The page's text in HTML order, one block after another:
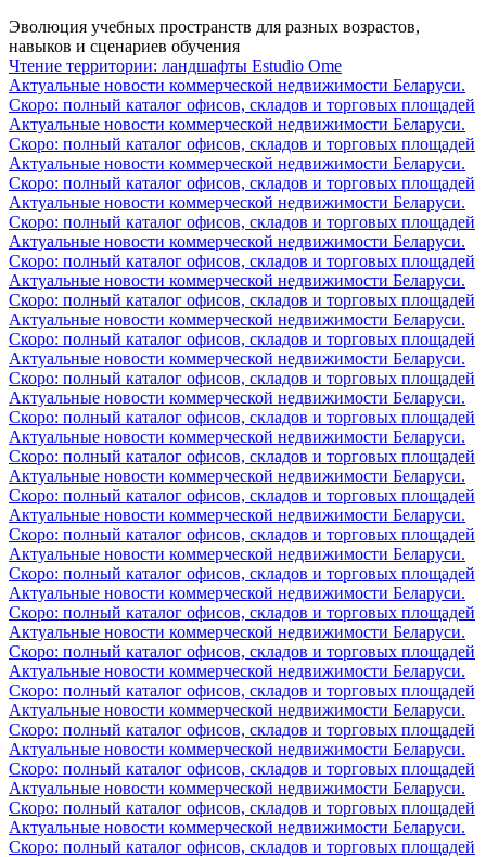
Эволюция учебных пространств для разных возрастов,
навыков и сценариев обучения
Чтение территории: ландшафты Estudio Ome
Актуальные новости коммерческой недвижимости Беларуси.
Скоро: полный каталог офисов, складов и торговых площадей
Актуальные новости коммерческой недвижимости Беларуси.
Скоро: полный каталог офисов, складов и торговых площадей
Актуальные новости коммерческой недвижимости Беларуси.
Скоро: полный каталог офисов, складов и торговых площадей
Актуальные новости коммерческой недвижимости Беларуси.
Скоро: полный каталог офисов, складов и торговых площадей
Актуальные новости коммерческой недвижимости Беларуси.
Скоро: полный каталог офисов, складов и торговых площадей
Актуальные новости коммерческой недвижимости Беларуси.
Скоро: полный каталог офисов, складов и торговых площадей
Актуальные новости коммерческой недвижимости Беларуси.
Скоро: полный каталог офисов, складов и торговых площадей
Актуальные новости коммерческой недвижимости Беларуси.
Скоро: полный каталог офисов, складов и торговых площадей
Актуальные новости коммерческой недвижимости Беларуси.
Скоро: полный каталог офисов, складов и торговых площадей
Актуальные новости коммерческой недвижимости Беларуси.
Скоро: полный каталог офисов, складов и торговых площадей
Актуальные новости коммерческой недвижимости Беларуси.
Скоро: полный каталог офисов, складов и торговых площадей
Актуальные новости коммерческой недвижимости Беларуси.
Скоро: полный каталог офисов, складов и торговых площадей
Актуальные новости коммерческой недвижимости Беларуси.
Скоро: полный каталог офисов, складов и торговых площадей
Актуальные новости коммерческой недвижимости Беларуси.
Скоро: полный каталог офисов, складов и торговых площадей
Актуальные новости коммерческой недвижимости Беларуси.
Скоро: полный каталог офисов, складов и торговых площадей
Актуальные новости коммерческой недвижимости Беларуси.
Скоро: полный каталог офисов, складов и торговых площадей
Актуальные новости коммерческой недвижимости Беларуси.
Скоро: полный каталог офисов, складов и торговых площадей
Актуальные новости коммерческой недвижимости Беларуси.
Скоро: полный каталог офисов, складов и торговых площадей
Актуальные новости коммерческой недвижимости Беларуси.
Скоро: полный каталог офисов, складов и торговых площадей
Актуальные новости коммерческой недвижимости Беларуси.
Скоро: полный каталог офисов, складов и торговых площадей